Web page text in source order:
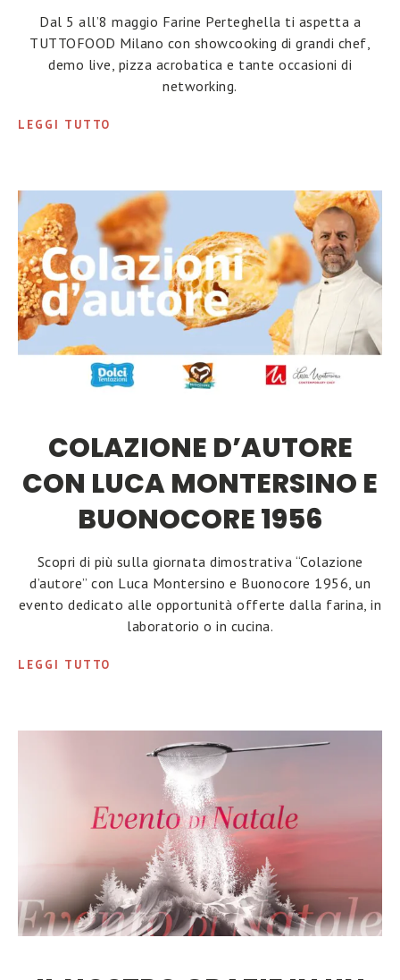
Dal 5 all’8 maggio Farine Perteghella ti aspetta a
TUTTOFOOD Milano con showcooking di grandi chef,
demo live, pizza acrobatica e tante occasioni di
networking.
LEGGI TUTTO
COLAZIONE D’AUTORE
CON LUCA MONTERSINO E
BUONOCORE 1956
Scopri di più sulla giornata dimostrativa “Colazione
d’autore” con Luca Montersino e Buonocore 1956, un
evento dedicato alle opportunità offerte dalla farina, in
laboratorio o in cucina.
LEGGI TUTTO